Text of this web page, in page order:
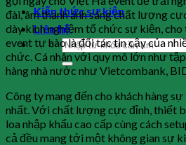
Kiến thức sự kiện
Liên hệ
đài, âm thanh ánh sáng chất lượng
dày kinh nghiệm tổ chức sự kiện, cho
event tự hào là đối tác tin cậy của
chức. Cá nhân với quy mô lớn như
hàng nhà nước như Vietcombank,
Công ty mang đến cho khách hàng
nhất. Với chất lượng cực đỉnh, thiết
loa nhập khẩu cao cấp cùng cách
cả đều mang tới một không gian sự